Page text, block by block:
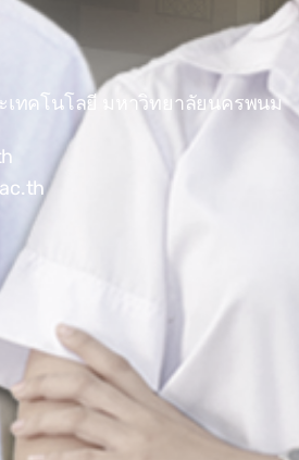
เทคโนโลยี มหาวิทยาลัยนครพนม